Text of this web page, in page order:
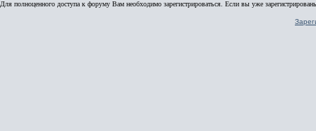
Для полноценного доступа к форуму Вам необходимо зарегистрироваться. Если вы уже